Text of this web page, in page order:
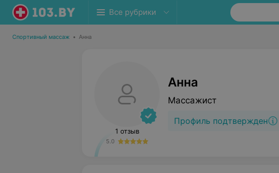
Все рубрики
Спортивный массаж • Анна
1 отзыв
5.0
Анна
Массажист
Профиль подтвержден